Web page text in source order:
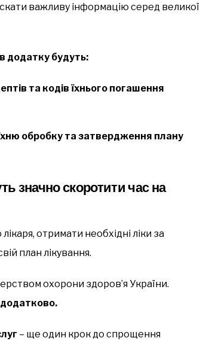
важливу інформацію серед великої
додатку будуть:
та кодів їхнього погашення
обробку та затвердження плану
значно скоротити час на
отримати необхідні ліки за
план лікування.
охорони здоров’я України.
– ще один крок до спрощення